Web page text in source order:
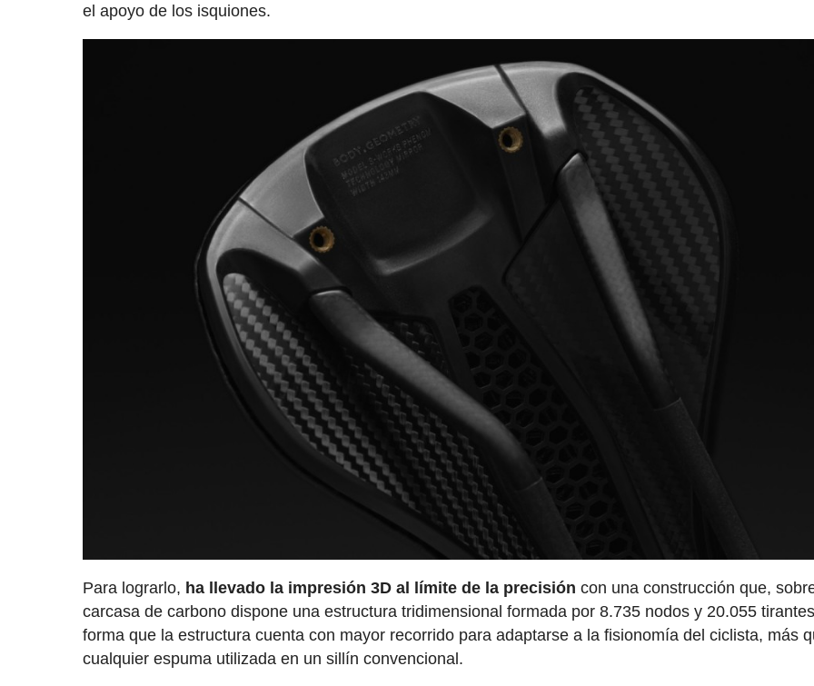
el apoyo de los isquiones.
Para lograrlo, ha llevado la impresión 3D al límite de la precisión con una construcción que,
carcasa de carbono dispone una estructura tridimensional formada por 8.735 nodos y 20.055
forma que la estructura cuenta con mayor recorrido para adaptarse a la fisionomía del ciclista, más
cualquier espuma utilizada en un sillín convencional.